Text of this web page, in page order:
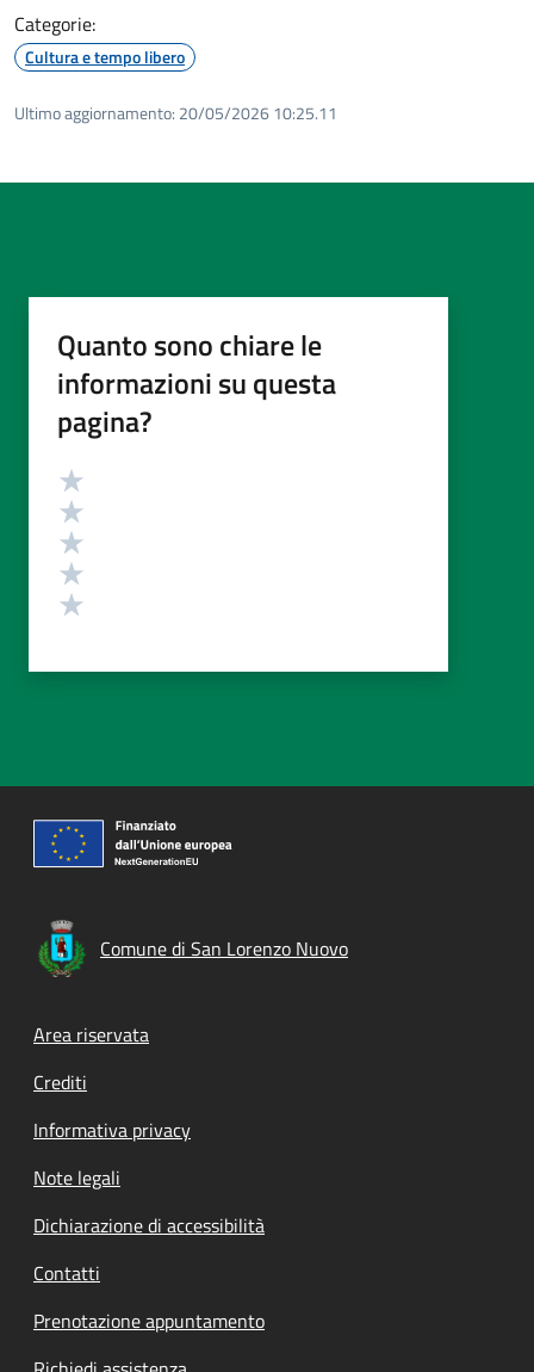
Categorie:
Cultura e tempo libero
Ultimo aggiornamento: 20/05/2026 10:25.11
Quanto sono chiare le
informazioni su questa
pagina?
Valutazione
Comune di San Lorenzo Nuovo
Footer menu
Area riservata
Crediti
Informativa privacy
Note legali
Dichiarazione di accessibilità
Contatti
Prenotazione appuntamento